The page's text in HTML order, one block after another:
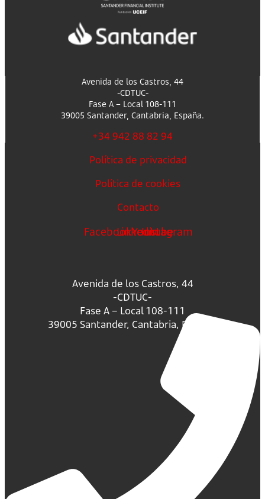
Avenida de los Castros, 44
-CDTUC-
Fase A – Local 108-111
39005 Santander, Cantabria, España.
+34 942 88 82 94
Política de privacidad
Política de cookies
Contacto
FacebookLinkedin
Youtube
Instagram
Avenida de los Castros, 44
-CDTUC-
Fase A – Local 108-111
39005 Santander, Cantabria, España.